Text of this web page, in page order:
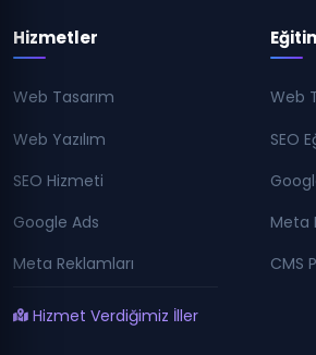
Hizmetler
Web Tasarım
Web Yazılım
SEO Hizmeti
Google Ads
Meta Reklamları
Hizmet Verdiğimiz İller
Web
SEO
Meta
CMS